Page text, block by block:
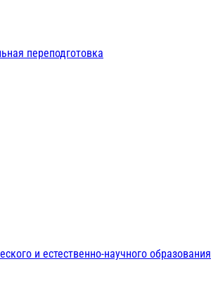
переподготовка
и естественно-научного образования